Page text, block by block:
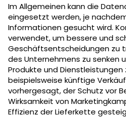
Im Allgemeinen kann die
eingesetzt werden, je
Informationen gesucht wird.
verwendet, um bessere und
Geschäftsentscheidungen zu
des Unternehmens zu senken
Produkte und Dienstleistungen
beispielsweise künftige
vorhergesagt, der Schutz vor
Wirksamkeit von
Effizienz der Lieferkette